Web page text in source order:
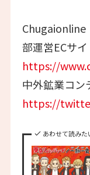
​Chugaionline
部運営ECサイ
https://
中外鉱業コ
https://
あわせて読みた